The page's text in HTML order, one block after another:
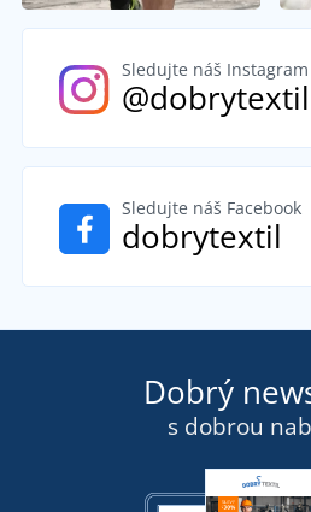
Sledujte náš Instagram
@dobrytextil
Sledujte náš Facebook
dobrytextil
Dobrý
s dobrou